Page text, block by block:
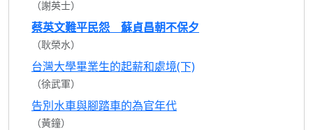
（謝英士）
蔡英文難平民怨 蘇貞昌朝不保夕
（耿榮水）
台灣大學畢業生的起薪和處境(下)
（徐武軍）
告別水車與腳踏車的為官年代
（黃鐘）